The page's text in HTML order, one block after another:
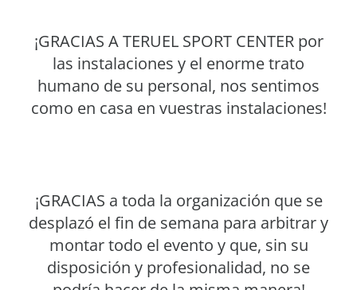
¡GRACIAS A TERUEL SPORT CENTER por
las instalaciones y el enorme trato
humano de su personal, nos sentimos
como en casa en vuestras instalaciones!
¡GRACIAS a toda la organización que se
desplazó el fin de semana para arbitrar y
montar todo el evento y que, sin su
disposición y profesionalidad, no se